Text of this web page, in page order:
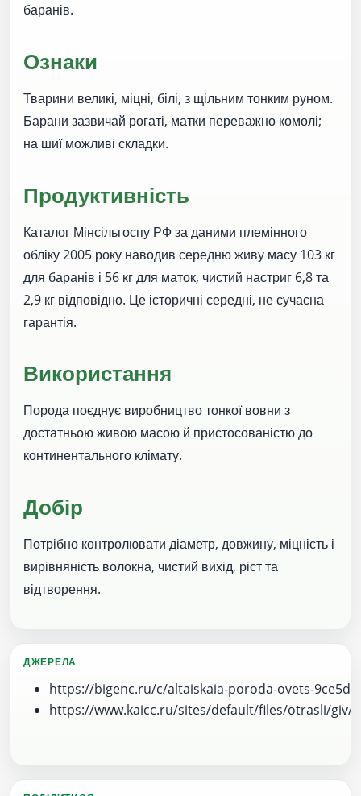
баранів.
Ознаки
Тварини великі, міцні, білі, з щільним тонким руном.
Барани зазвичай рогаті, матки переважно комолі;
на шиї можливі складки.
Продуктивність
Каталог Мінсільгоспу РФ за даними племінного
обліку 2005 року наводив середню живу масу 103 кг
для баранів і 56 кг для маток, чистий настриг 6,8 та
2,9 кг відповідно. Це історичні середні, не сучасна
гарантія.
Використання
Порода поєднує виробництво тонкої вовни з
достатньою живою масою й пристосованістю до
континентального клімату.
Добір
Потрібно контролювати діаметр, довжину, міцність і
вирівняність волокна, чистий вихід, ріст та
відтворення.
ДЖЕРЕЛА
https://bigenc.ru/c/altaiskaia-poroda-ovets-9ce5d9
https://www.kaicc.ru/sites/default/files/otrasli/giv/